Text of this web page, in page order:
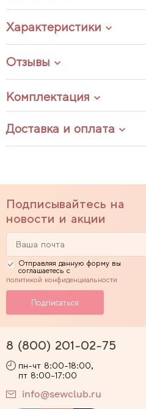
Характеристики
Отзывы
Комплектация
Доставка и оплата
Подписывайтесь на
новости и акции
Отправляя данную форму вы
соглашаетесь с
политикой конфиденциальности
8 (800) 201-02-75
пн-чт 8:00-18:00,
пт 8:00-17:00
info@sewclub.ru